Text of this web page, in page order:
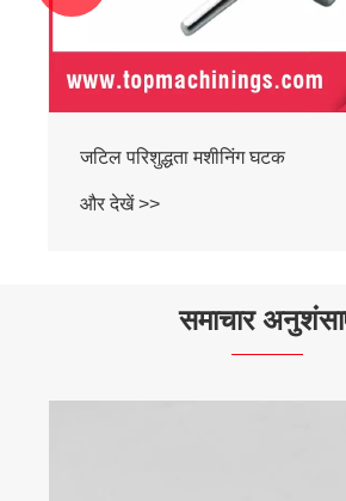
जटिल परिशुद्धता मशीनिंग घटक
और देखें >>
समाचार